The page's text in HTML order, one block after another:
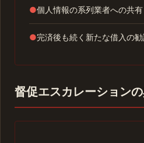
●個人情報の系列業者への共
●完済後も続く新たな借入の
督促エスカレーション